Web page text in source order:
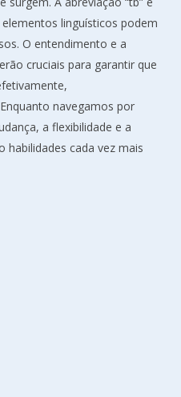
linguísticos podem
O entendimento e a
cruciais para garantir que
navegamos por
a flexibilidade e a
habilidades cada vez mais